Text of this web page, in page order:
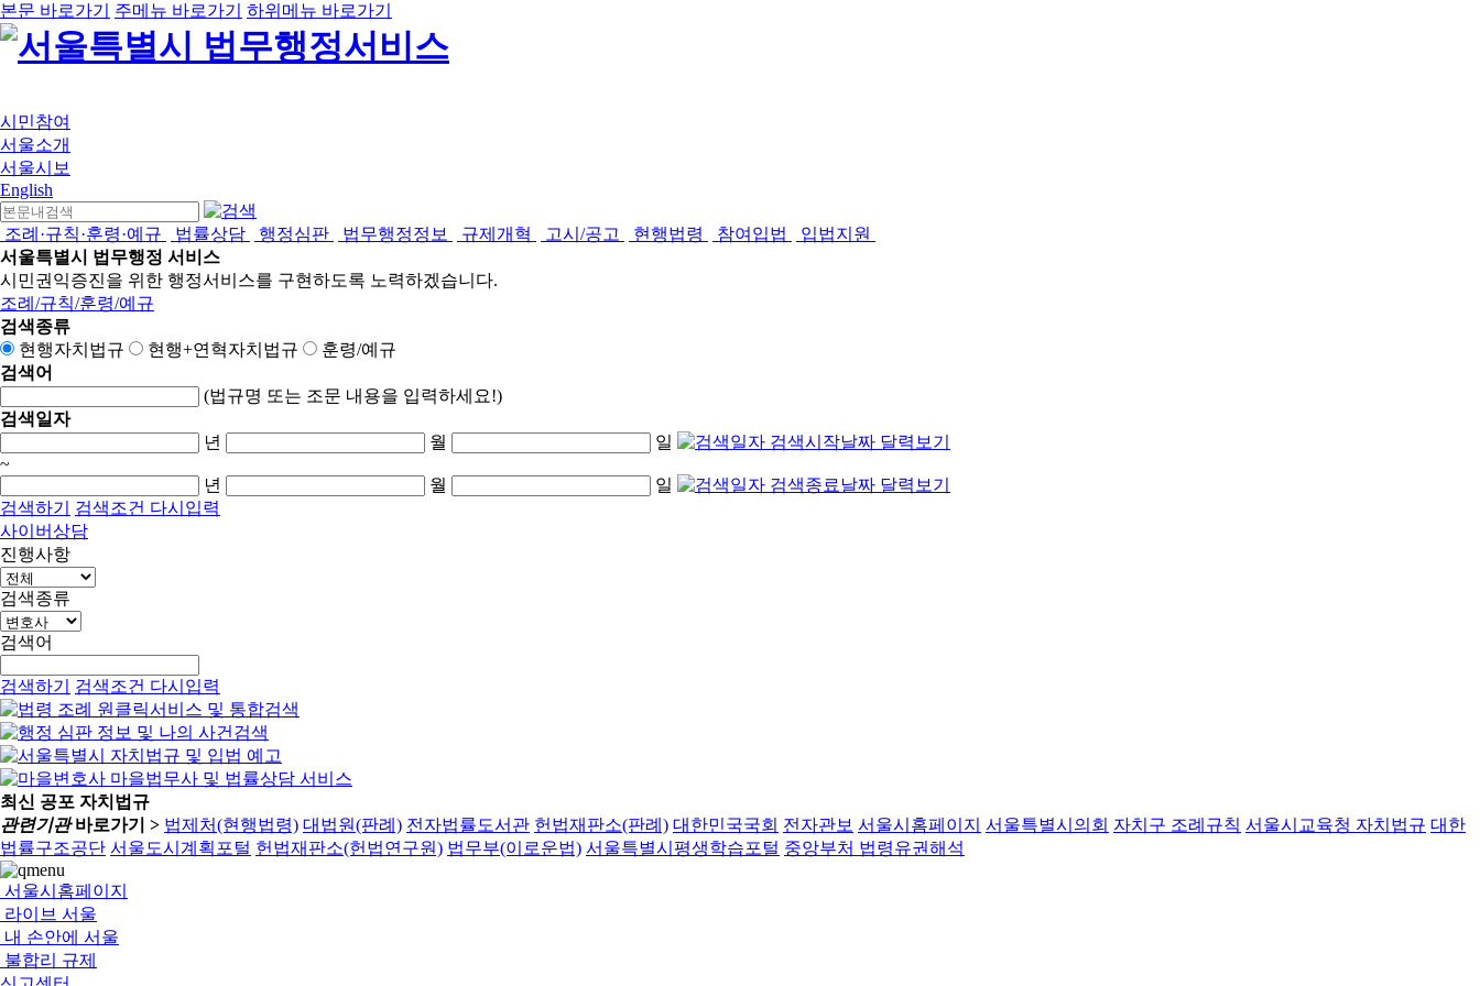
본문 바로가기 주메뉴 바로가기 하위메뉴 바로가기
시민참여
서울소개
서울시보
English
조례·규칙·훈령·예규 법률상담 행정심판 법무행정정보 규제개혁 고시/공고 현행법령 참여입법
입법지원
서울특별시 법무행정 서비스
시민권익증진을 위한 행정서비스를 구현하도록 노력하겠습니다.
조례/규칙/훈령/예규
검색종류
현행자치법규
현행+연혁자치법규
훈령/예규
검색어
(법규명 또는 조문 내용을 입력하세요!)
검색일자
년
월
일
~
년
월
일
검색하기
검색조건 다시입력
사이버상담
진행사항
검색종류
검색어
검색하기 검색조건 다시입력
최신 공포 자치법규
관련기관바로가기 > 법제처(현행법령) 대법원(판례) 전자법률도서관 헌법재판소(판례) 대한민국국회 전자관보 서울시홈페이지 서울특별시의회 자치구 조례규칙 서울시교육청 자치법규 대한
법률구조공단 서울도시계획포털 헌법재판소(헌법연구원) 법무부(이로운법) 서울특별시평생학습포털 중앙부처 법령유권해석
서울시홈페이지
라이브 서울
내 손안에 서울
불합리 규제